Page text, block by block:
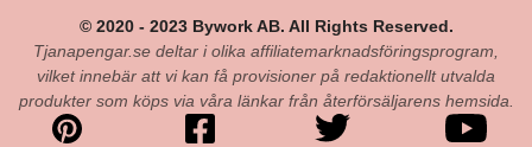
© 2020 - 2023 Bywork AB. All Rights Reserved.
Tjanapengar.se deltar i olika affiliatemarknadsföringsprogram,
vilket innebär att vi kan få provisioner på redaktionellt utvalda
produkter som köps via våra länkar från återförsäljarens hemsida.